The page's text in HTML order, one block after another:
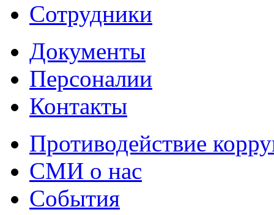
Сотрудники
Документы
Персоналии
Контакты
Противодействие
СМИ о нас
События